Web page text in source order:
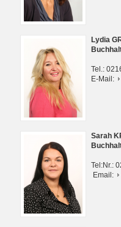
Lydia
Tel.:
E-Mail:
Sarah
Tel:Nr.:
Email: